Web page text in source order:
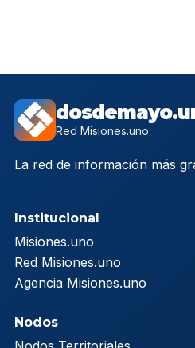
Red Misiones.uno
La red de información más
Institucional
Misiones.uno
Red Misiones.uno
Agencia Misiones.uno
Nodos